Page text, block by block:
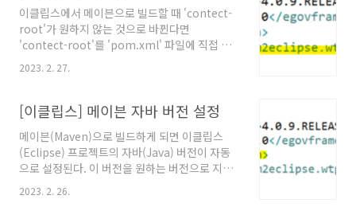
이클립스에서 메이븐으로 빌드할 때 'contect-
root'가 원하지 않는 것으로 바뀐다면
'contect-root'를 'pom.xml' 파일에 직접 지
정하는 방법으로 해결할 수 있다. 메이븐
'context-root' 설정 아래의 사진처럼
하면 된다. /
2023. 2. 27.
[이클립스] 메이븐 자바 버전 설정
메이븐(Maven)으로 빌드하게 되면 이클립스
(Eclipse) 프로젝트의 자바(Java) 버전이 자동
으로 설정된다. 이 버전을 원하는 버전으로 지정
하고 싶다면 아래와 같은 속성을 'pom.xml'에
추가하면 된다. 1.8 참고문서 "Maven Getting
2023. 2. 26.